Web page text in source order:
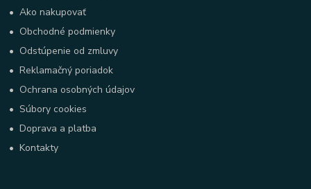
•Ako nakupovať
• Obchodné podmienky
• Odstúpenie od zmluvy
•Reklamačný poriadok
• Ochrana osobných údajov
•Súbory cookies
•Doprava a platba
•Kontakty